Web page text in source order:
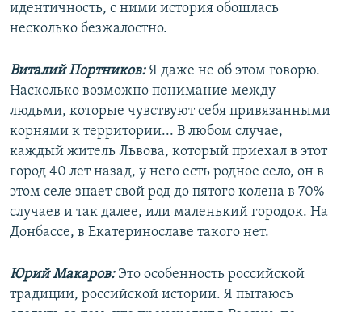
идентичность, с ними история обошлась
несколько безжалостно.
Виталий Портников:Я даже не об этом говорю.
Насколько возможно понимание между
людьми, которые чувствуют себя привязанными
корнями к территории... В любом случае,
каждый житель Львова, который приехал в этот
город 40 лет назад, у него есть родное село, он в
этом селе знает свой род до пятого колена в 70%
случаев и так далее, или маленький городок. На
Донбассе, в Екатеринославе такого нет.
Юрий Макаров:Это особенность российской
традиции, российской истории. Я пытаюсь